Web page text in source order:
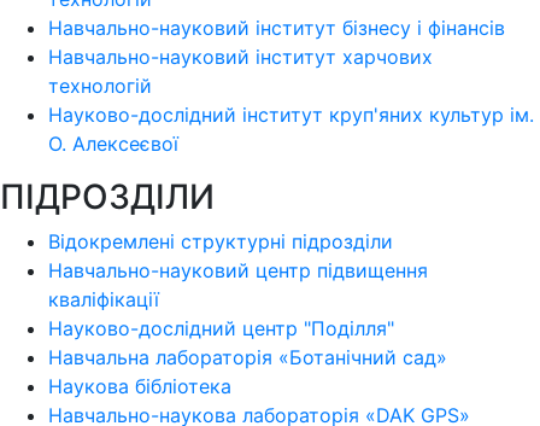
Навчально-науковий інститут бізнесу і фінансів
Навчально-науковий інститут харчових
технологій
Науково-дослідний інститут круп'яних культур ім.
О. Алексеєвої
ПІДРОЗДІЛИ
Відокремлені структурні підрозділи
Навчально-науковий центр підвищення
кваліфікації
Науково-дослідний центр "Поділля"
Навчальна лабораторія «Ботанічний сад»
Наукова бібліотека
Навчально-наукова лабораторія «DAK GPS»